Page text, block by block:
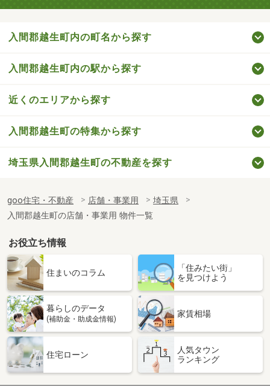
入間郡越生町内の町名から探す
入間郡越生町内の駅から探す
近くのエリアから探す
入間郡越生町の特集から探す
埼玉県入間郡越生町の不動産を探す
goo住宅・不動産 店舗・事業用
埼玉県
入間郡越生町の店舗・事業用 物件一覧
お役立ち情報
住まいのコラム
「住みたい街」
を見つけよう
暮らしのデータ
(補助金・助成金情報)
家賃相場
住宅ローン
人気タウン
ランキング